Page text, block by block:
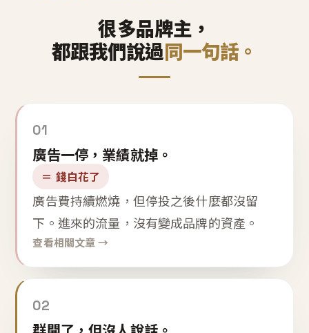
很多品牌主，
都跟我們說過同一句話。
01
廣告一停，業績就掉。
＝ 錢白花了
廣告費持續燃燒，但停投之後什麼都沒留
下。進來的流量，沒有變成品牌的資產。
查看相關文章 →
02